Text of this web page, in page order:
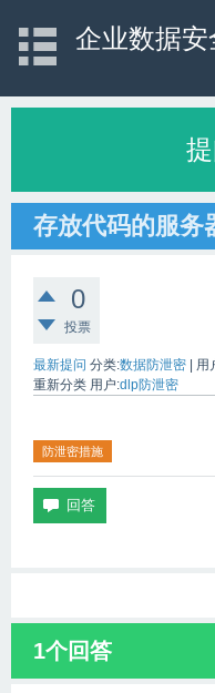
企业数据
存放代码的服务
0
投票
最新提问 分类:数据防泄密 用
重新分类 用户:dlp防泄密
防泄密措施
1个回答